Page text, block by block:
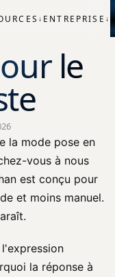
↓ ENTREPRISE ↓
le
la mode pose en
vous à nous
est conçu pour
et moins manuel.
la réponse à